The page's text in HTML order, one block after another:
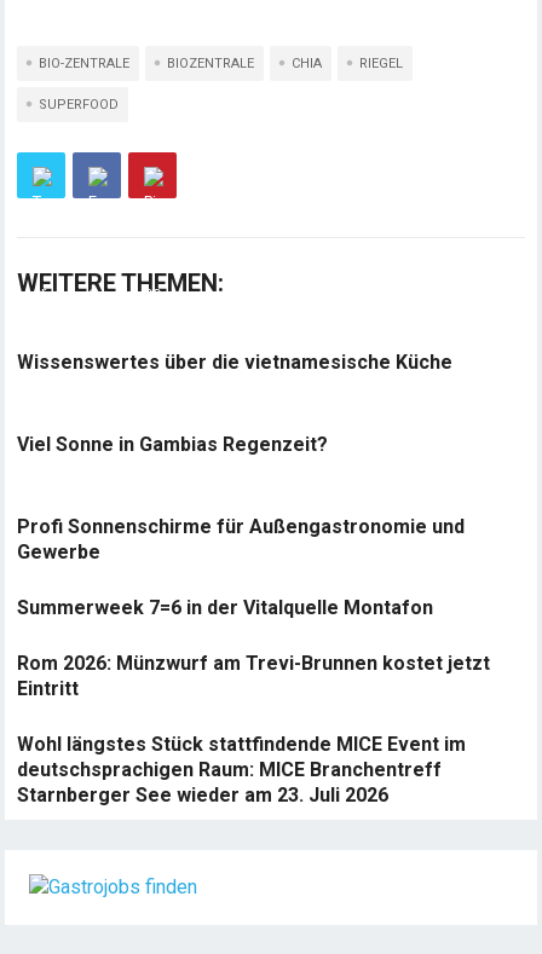
BIO-ZENTRALE BIOZENTRALE CHIA RIEGEL
SUPERFOOD
WEITERE THEMEN:
Wissenswertes über die vietnamesische Küche
Viel Sonne in Gambias Regenzeit?
Profi Sonnenschirme für Außengastronomie und
Gewerbe
Summerweek 7=6 in der Vitalquelle Montafon
Rom 2026: Münzwurf am Trevi-Brunnen kostet jetzt
Eintritt
Wohl längstes Stück stattfindende MICE Event im
deutschsprachigen Raum: MICE Branchentreff
Starnberger See wieder am 23. Juli 2026